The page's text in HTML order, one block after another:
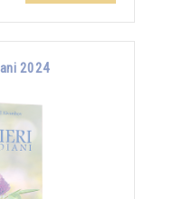
2024